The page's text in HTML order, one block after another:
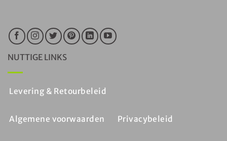
NUTTIGE LINKS
Levering & Retourbeleid
Algemene voorwaarden Privacybeleid